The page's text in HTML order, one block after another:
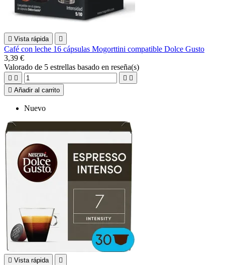
 Vista rápida 
Café con leche 16 cápsulas Mogorttini compatible Dolce Gusto
3,39 €
Valorado de 5 estrellas basado en reseña(s)
   
 Añadir al carrito
Nuevo
 Vista rápida 